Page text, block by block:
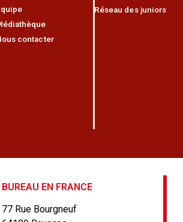
contacter
Réseau des juniors
BUREAU EN FRANCE
77 Rue Bourgneuf